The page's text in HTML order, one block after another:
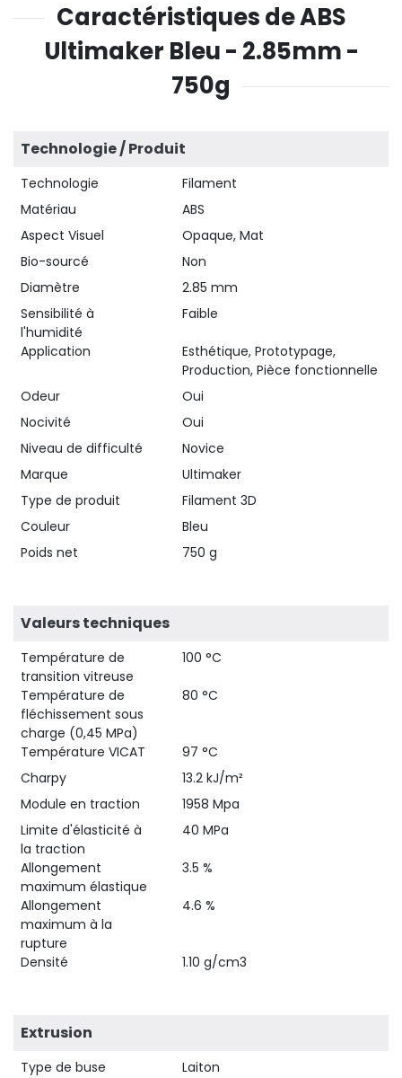
Caractéristiques de ABS
Ultimaker Bleu - 2.85mm -
750g
Technologie / Produit
Technologie
Filament
Matériau
ABS
Aspect Visuel
Opaque, Mat
Bio-sourcé
Non
Diamètre
2.85 mm
Sensibilité à
l'humidité
Faible
Application
Esthétique, Prototypage,
Production, Pièce fonctionnelle
Odeur
Oui
Nocivité
Oui
Niveau de difficulté
Novice
Marque
Ultimaker
Type de produit
Filament 3D
Couleur
Bleu
Poids net
750 g
Valeurs techniques
Température de
transition vitreuse
100 °C
Température de
fléchissement sous
charge (0,45 MPa)
80 °C
Température VICAT
97 °C
Charpy
13.2 kJ/m²
Module en traction
1958 Mpa
Limite d'élasticité à
la traction
40 MPa
Allongement
maximum élastique
3.5 %
Allongement
maximum à la
rupture
4.6 %
Densité 1.10 g/cm3
Extrusion
Type de buse
Laiton